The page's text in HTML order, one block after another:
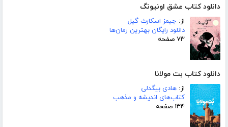
دانلود کتاب عشق اونیونگ
از: جیمز اسکارث گیل
دانلود رایگان بهترین رمان‌ها
۷۳ صفحه
دانلود کتاب بت مولانا
از: هادی بیگدلی
کتاب‌های اندیشه و مذهب
۱۳۴ صفحه